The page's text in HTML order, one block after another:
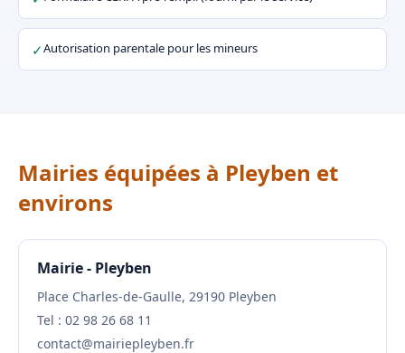
✓Autorisation parentale pour les mineurs
Mairies équipées à Pleyben et
environs
Mairie - Pleyben
Place Charles-de-Gaulle, 29190 Pleyben
Tel : 02 98 26 68 11
contact@mairiepleyben.fr